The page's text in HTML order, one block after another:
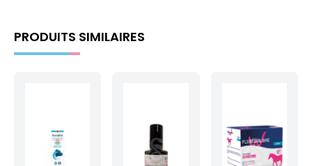
PRODUITS SIMILAIRES